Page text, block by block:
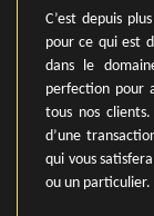
C’est depuis
pour ce qui est
dans le
perfection pour
tous nos clients.
d’une
qui vous
ou un particulier.